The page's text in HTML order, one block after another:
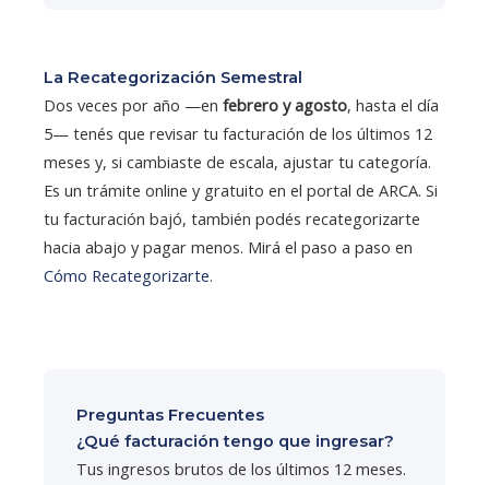
La Recategorización Semestral
Dos veces por año —en febrero y agosto, hasta el día
5— tenés que revisar tu facturación de los últimos 12
meses y, si cambiaste de escala, ajustar tu categoría.
Es un trámite online y gratuito en el portal de ARCA. Si
tu facturación bajó, también podés recategorizarte
hacia abajo y pagar menos. Mirá el paso a paso en
Cómo Recategorizarte.
Preguntas Frecuentes
¿Qué facturación tengo que ingresar?
Tus ingresos brutos de los últimos 12 meses.